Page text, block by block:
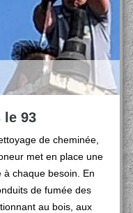
le 93
de cheminée,
met en place une
chaque besoin. En
de fumée des
au bois, aux